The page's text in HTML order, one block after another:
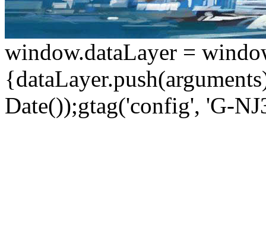
window.dataLayer =
Date());gtag('config', 'G-